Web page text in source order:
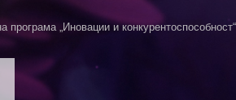
„Иновации и конкурентоспособност“